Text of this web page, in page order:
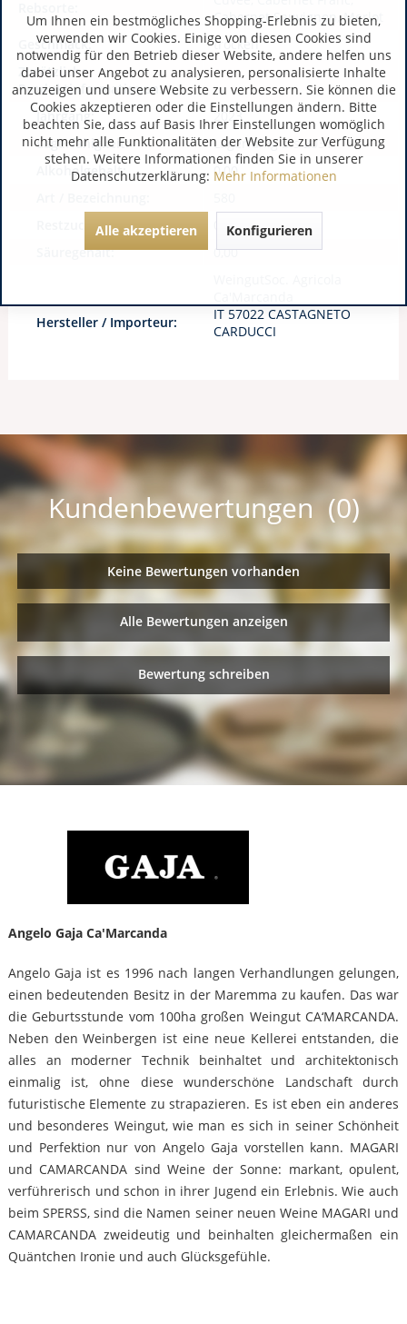
Cabernet Sauvignon, Merlot
Geschmack:
trocken
Zusätzliche
Produktinformationen:
Jahrgang:
2023
Lagerfähigkeit:
Lagerfähig bis 2031
Alkoholgehalt:
0,00
Restzucker:
0,00
Säuregehalt:
0,00
Hersteller / Importeur:
IT 57022 CASTAGNETO
CARDUCCI
Kundenbewertungen (0)
Keine Bewertungen vorhanden
Alle Bewertungen anzeigen
Bewertung schreiben
Angelo Gaja Ca'Marcanda
Angelo Gaja ist es 1996 nach langen Verhandlungen gelungen,
einen bedeutenden Besitz in der Maremma zu kaufen. Das war
die Geburtsstunde vom 100ha großen Weingut CA‘MARCANDA.
Neben den Weinbergen ist eine neue Kellerei entstanden, die
alles an moderner Technik beinhaltet und architektonisch
einmalig ist, ohne diese wunderschöne Landschaft durch
futuristische Elemente zu strapazieren. Es ist eben ein anderes
und besonderes Weingut, wie man es sich in seiner Schönheit
und Perfektion nur von Angelo Gaja vorstellen kann. MAGARI
und CAMARCANDA sind Weine der Sonne: markant, opulent,
verführerisch und schon in ihrer Jugend ein Erlebnis. Wie auch
beim SPERSS, sind die Namen seiner neuen Weine MAGARI und
CAMARCANDA zweideutig und beinhalten gleichermaßen ein
Quäntchen Ironie und auch Glücksgefühle.
Um Ihnen ein bestmögliches Shopping-Erlebnis zu bieten,
verwenden wir Cookies. Einige von diesen Cookies sind
notwendig für den Betrieb dieser Website, andere helfen uns
dabei unser Angebot zu analysieren, personalisierte Inhalte
anzuzeigen und unsere Website zu verbessern. Sie können die
Cookies akzeptieren oder die Einstellungen ändern. Bitte
beachten Sie, dass auf Basis Ihrer Einstellungen womöglich
nicht mehr alle Funktionalitäten der Website zur Verfügung
stehen. Weitere Informationen finden Sie in unserer
Datenschutzerklärung: Mehr Informationen
Alle akzeptieren Konfigurieren